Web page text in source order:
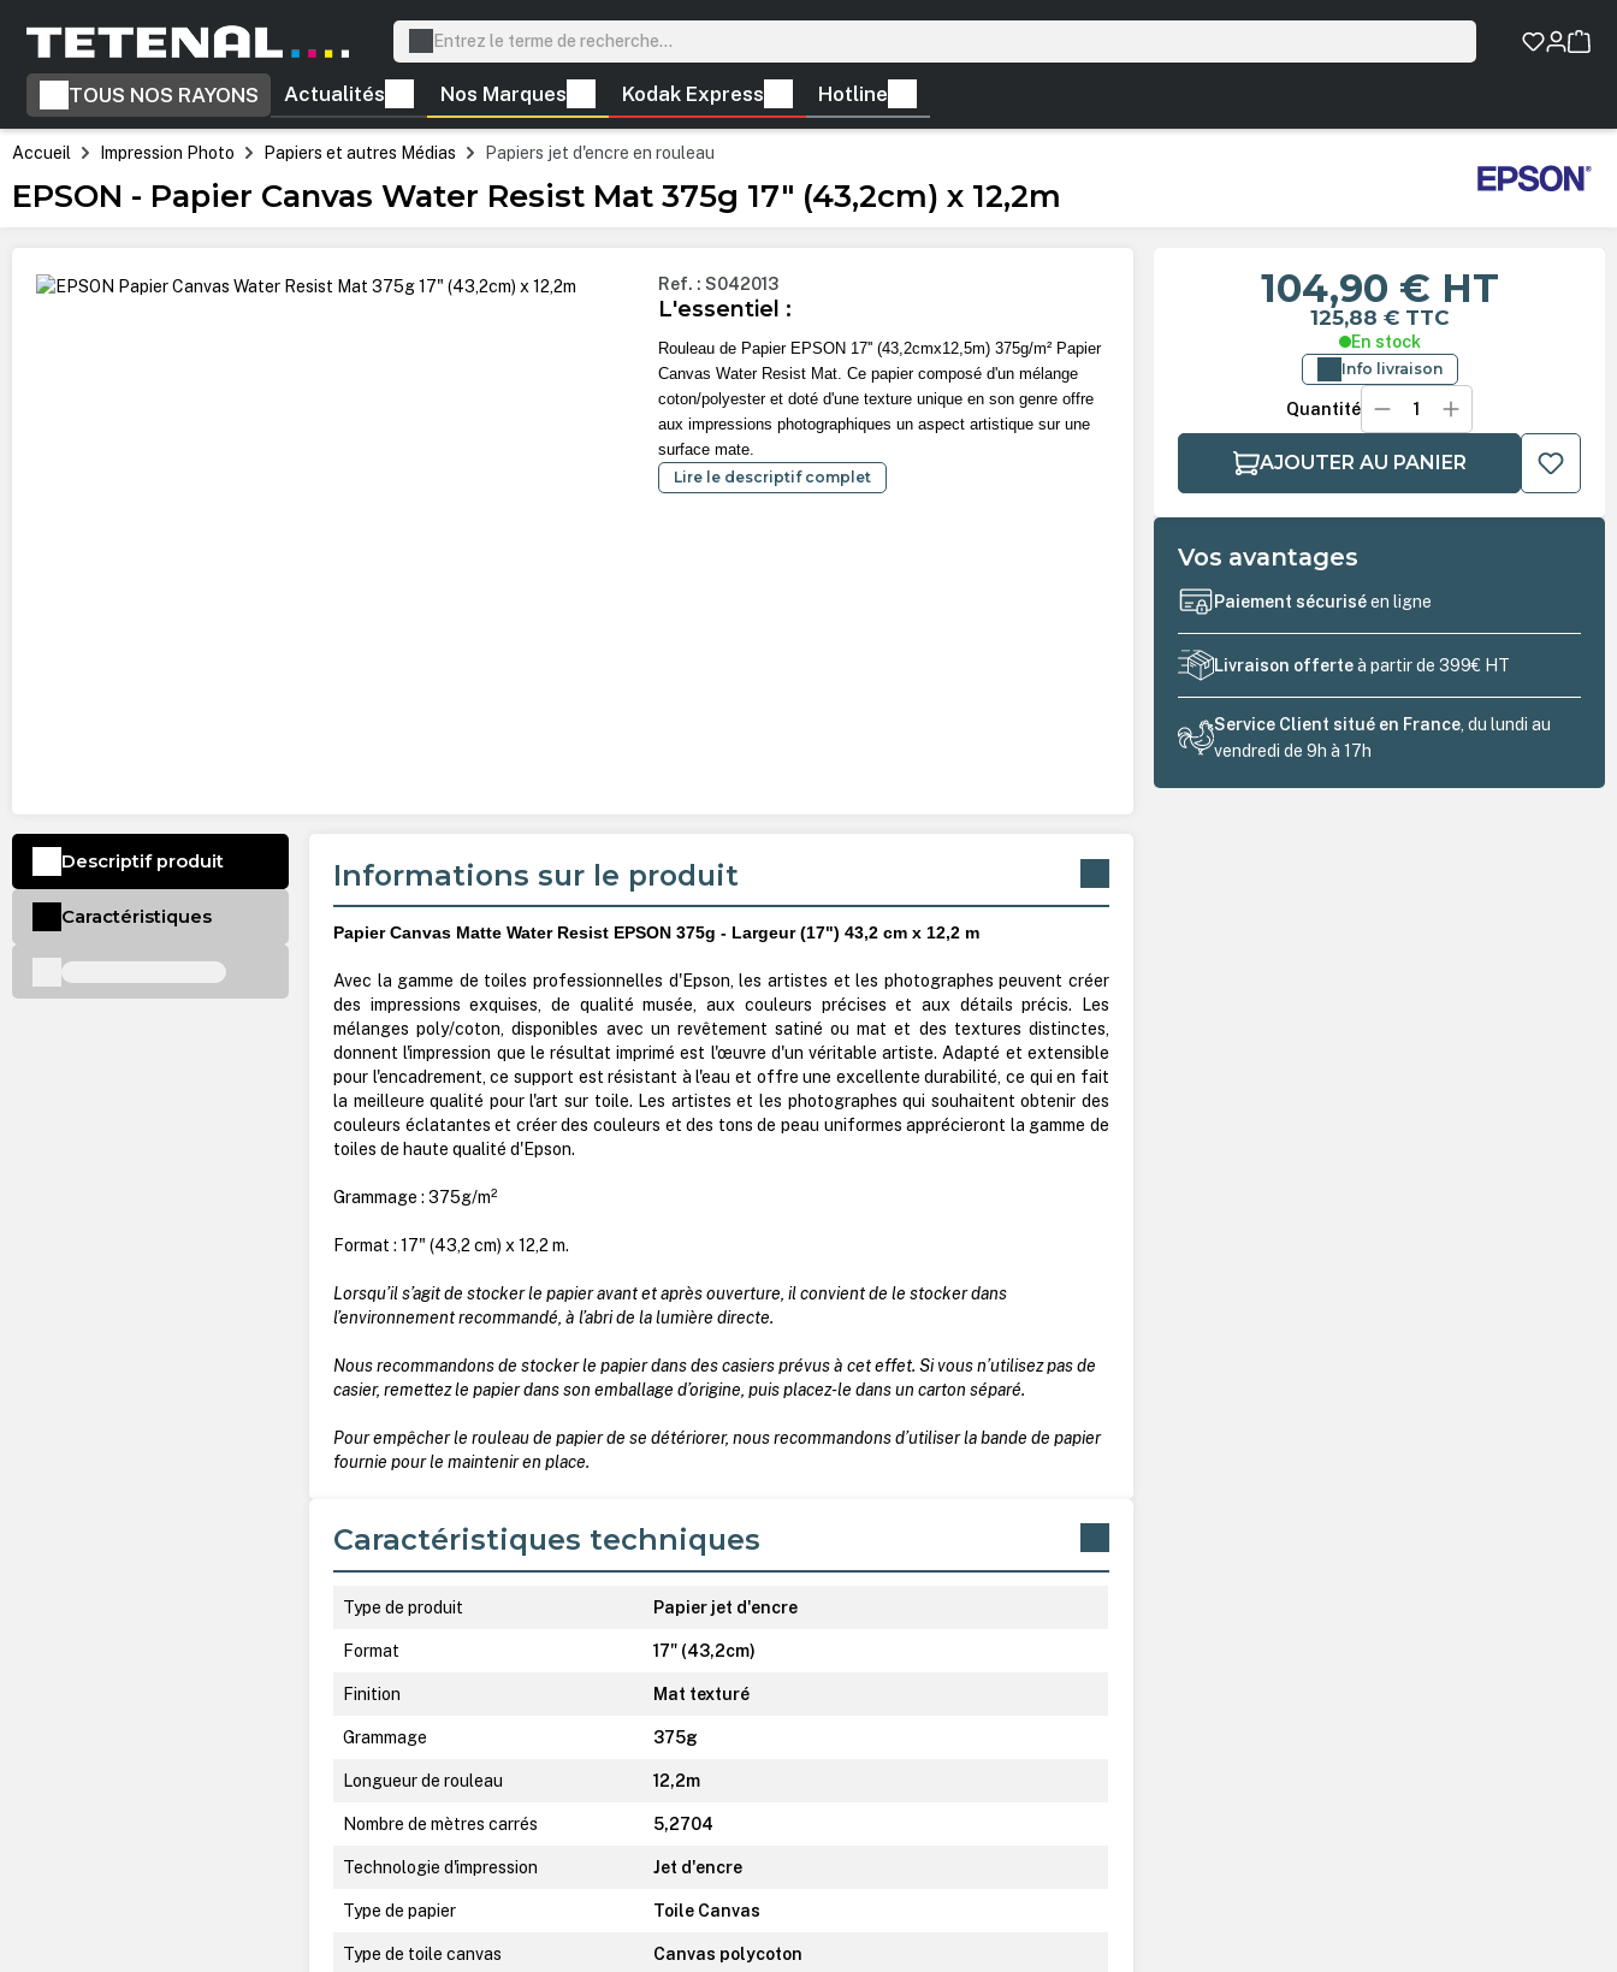
Passer à la navigation principale
TOUS NOS RAYONS Actualités Nos Marques Kodak Express Hotline
Accueil Impression Photo Papiers et autres Médias Papiers jet d'encre en rouleau
EPSON - Papier Canvas Water Resist Mat 375g 17" (43,2cm) x 12,2m
Ignorer la galerie d'images Ref. : S042013
L'essentiel :
Rouleau de Papier EPSON 17'' (43,2cmx12,5m) 375g/m² Papier
Canvas Water Resist Mat. Ce papier composé d'un mélange
coton/polyester et doté d'une texture unique en son genre offre
aux impressions photographiques un aspect artistique sur une
surface mate.
Lire le descriptif complet
104,90 € HT
125,88 € TTC
En stock
Info livraison
Quantité
AJOUTER AU PANIER
Vos avantages
Paiement sécuriséen ligne
Livraison offerteà partir de 399€ HT
Service Client situé en France , du lundi au
vendredi de 9h à 17h
Informations sur le produit
Papier Canvas Matte Water Resist EPSON 375g - Largeur (17") 43,2 cm x 12,2 m
Avec la gamme de toiles professionnelles d'Epson, les artistes et les photographes peuvent créer
des impressions exquises, de qualité musée, aux couleurs précises et aux détails précis. Les
mélanges poly/coton, disponibles avec un revêtement satiné ou mat et des textures distinctes,
donnent l'impression que le résultat imprimé est l'œuvre d'un véritable artiste. Adapté et extensible
pour l'encadrement, ce support est résistant à l'eau et offre une excellente durabilité, ce qui en fait
la meilleure qualité pour l'art sur toile. Les artistes et les photographes qui souhaitent obtenir des
couleurs éclatantes et créer des couleurs et des tons de peau uniformes apprécieront la gamme de
toiles de haute qualité d'Epson.
Grammage : 375g/m²
Format : 17" (43,2 cm) x 12,2 m.
Lorsqu’il s’agit de stocker le papier avant et après ouverture, il convient de le stocker dans
l’environnement recommandé, à l’abri de la lumière directe.
Nous recommandons de stocker le papier dans des casiers prévus à cet effet. Si vous n’utilisez pas de
casier, remettez le papier dans son emballage d’origine, puis placez-le dans un carton séparé.
Pour empêcher le rouleau de papier de se détériorer, nous recommandons d’utiliser la bande de papier
fournie pour le maintenir en place.
Caractéristiques techniques
Type de produit Papier jet d'encre
Format 17" (43,2cm)
Finition Mat texturé
Grammage 375g
Longueur de rouleau 12,2m
Nombre de mètres carrés 5,2704
Technologie d'impression Jet d'encre
Type de papier Toile Canvas
Type de toile canvas Canvas polycoton
Descriptif produit
Caractéristiques